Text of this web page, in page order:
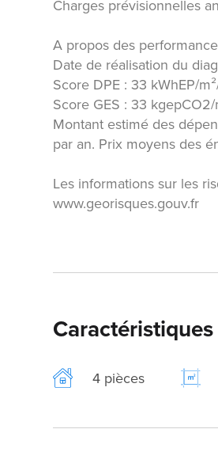
Charges prévisionnelles
A propos des
Date de réalisation du
Score DPE : 33 kWhEP/
Score GES : 33 kgepCO2/
Montant estimé des
par an. Prix moyens des
Les informations sur les
www.georisques.gouv.fr
4 pièces